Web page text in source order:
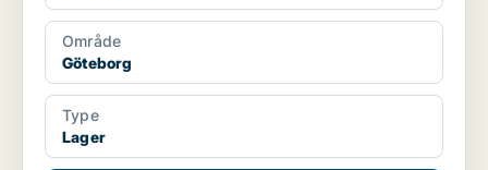
Område
Göteborg
Type
Lager